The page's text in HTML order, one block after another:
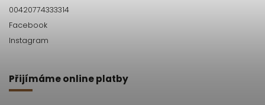
00420774333314
Facebook
Instagram
Přijímáme online platby